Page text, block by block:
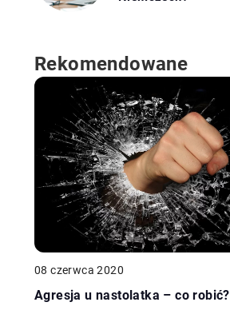
Rekomendowane
08 czerwca 2020
Agresja u nastolatka – co robić?